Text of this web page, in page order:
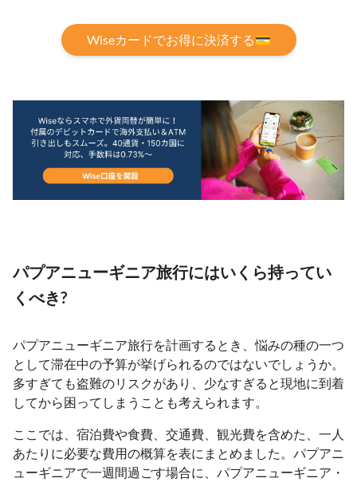
Wiseカードでお得に決済する💳
パプアニューギニア旅行にはいくら持ってい
くべき?
パプアニューギニア旅行を計画するとき、悩みの種の一つ
として滞在中の予算が挙げられるのではないでしょうか。
多すぎても盗難のリスクがあり、少なすぎると現地に到着
してから困ってしまうことも考えられます。
ここでは、宿泊費や食費、交通費、観光費を含めた、一人
あたりに必要な費用の概算を表にまとめました。パプアニ
ューギニアで一週間過ごす場合に、パプアニューギニア・